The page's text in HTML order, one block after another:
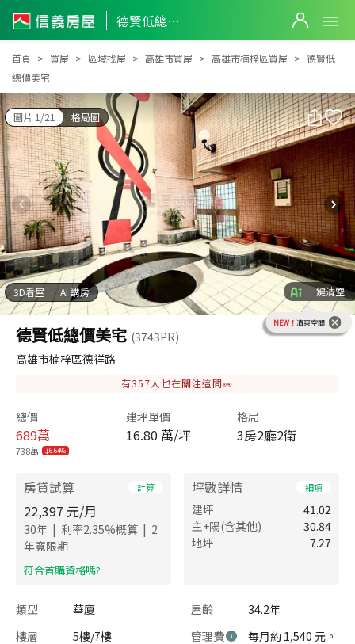
德賢低總價美宅
德賢低總價美宅
首頁 買屋 區域找屋 高雄市買屋 高雄市楠梓區買屋
德賢低
總價美宅
圖片 1/21 格局圖
3D看屋 AI 講房 一鍵清空
NEW！ 清爽空間
德賢低總價美宅 (3743PR)
高雄市楠梓區德祥路
有357人也在關注這間👀
總價
689萬
738萬 6.64%
建坪單價
16.80 萬/坪
格局
3房2廳2衛
房貸試算 計算
22,397 元/月
30年 | 利率2.35%概算 | 2
年寬限期
​符合首購資格嗎?
坪數詳情 細項
建坪
41.02
主+陽(含其他)
30.84
地坪
7.27
類型 華廈 屋齡
34.2年
樓層
5樓/7樓 管理費
每月約 1,540 元。